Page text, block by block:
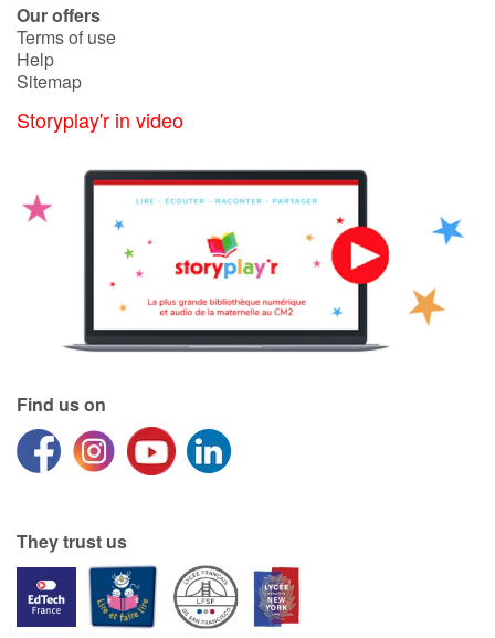
Our offers
Terms of use
Help
Sitemap
Storyplay'r in video
Find us on
They trust us